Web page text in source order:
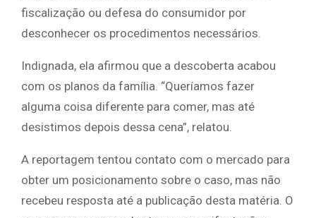
fiscalização ou defesa do consumidor por
desconhecer os procedimentos necessários.
Indignada, ela afirmou que a descoberta acabou
com os planos da família. “Queríamos fazer
alguma coisa diferente para comer, mas até
desistimos depois dessa cena”, relatou.
A reportagem tentou contato com o mercado para
obter um posicionamento sobre o caso, mas não
recebeu resposta até a publicação desta matéria. O